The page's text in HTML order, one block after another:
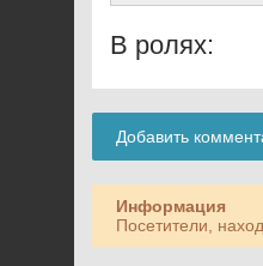
В ролях:
Добавить
Информация
Посетители,